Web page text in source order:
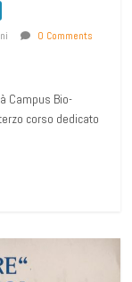
0 Comments
Campus Bio-
corso dedicato